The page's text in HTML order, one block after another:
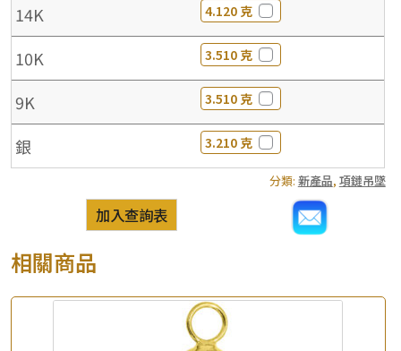
14K 4.120 克
10K 3.510 克
9K 3.510 克
銀 3.210 克
分類: 新產品, 項鏈吊墜
加入查詢表
相關商品